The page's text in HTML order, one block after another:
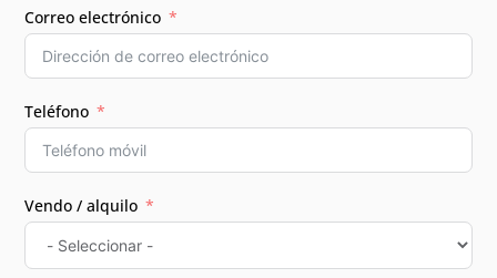
Correo electrónico
Teléfono
Vendo / alquilo